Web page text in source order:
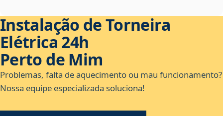
Instalação de Torneira
Elétrica 24h
Perto de Mim
Problemas, falta de aquecimento ou mau funcionamento?
Nossa equipe especializada soluciona!